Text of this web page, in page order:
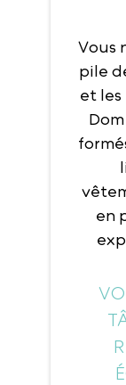
Vous
pile
et les
en